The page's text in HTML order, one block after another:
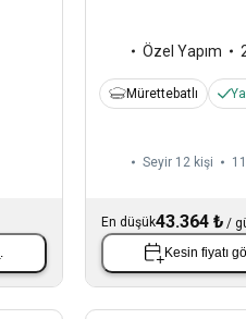
.
Özel Yapım
Mürettebatlı
Seyir 12 kişi
En düşük43.364 ₺ /
Kesin fiyatı